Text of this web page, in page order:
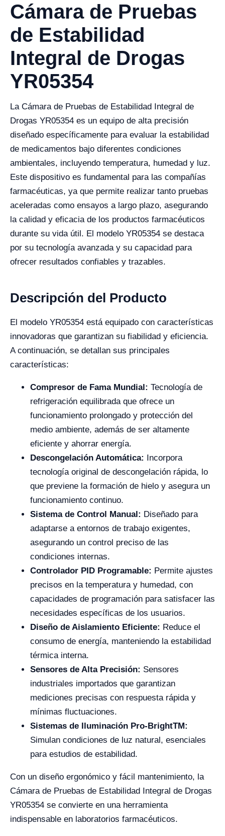
Cámara de Pruebas
de Estabilidad
Integral de Drogas
YR05354
La Cámara de Pruebas de Estabilidad Integral de
Drogas YR05354 es un equipo de alta precisión
diseñado específicamente para evaluar la estabilidad
de medicamentos bajo diferentes condiciones
ambientales, incluyendo temperatura, humedad y luz.
Este dispositivo es fundamental para las compañías
farmacéuticas, ya que permite realizar tanto pruebas
aceleradas como ensayos a largo plazo, asegurando
la calidad y eficacia de los productos farmacéuticos
durante su vida útil. El modelo YR05354 se destaca
por su tecnología avanzada y su capacidad para
ofrecer resultados confiables y trazables.
Descripción del Producto
El modelo YR05354 está equipado con características
innovadoras que garantizan su fiabilidad y eficiencia.
A continuación, se detallan sus principales
características:
Compresor de Fama Mundial: Tecnología de
refrigeración equilibrada que ofrece un
funcionamiento prolongado y protección del
medio ambiente, además de ser altamente
eficiente y ahorrar energía.
Descongelación Automática:
Incorpora
tecnología original de descongelación rápida, lo
que previene la formación de hielo y asegura un
funcionamiento continuo.
Sistema de Control Manual: Diseñado para
adaptarse a entornos de trabajo exigentes,
asegurando un control preciso de las
condiciones internas.
Controlador PID Programable: Permite ajustes
precisos en la temperatura y humedad, con
capacidades de programación para satisfacer las
necesidades específicas de los usuarios.
Diseño de Aislamiento Eficiente: Reduce el
consumo de energía, manteniendo la estabilidad
térmica interna.
Sensores de Alta Precisión: Sensores
industriales importados que garantizan
mediciones precisas con respuesta rápida y
mínimas fluctuaciones.
Sistemas de Iluminación Pro-BrightTM:
Simulan condiciones de luz natural, esenciales
para estudios de estabilidad.
Con un diseño ergonómico y fácil mantenimiento, la
Cámara de Pruebas de Estabilidad Integral de Drogas
YR05354 se convierte en una herramienta
indispensable en laboratorios farmacéuticos.